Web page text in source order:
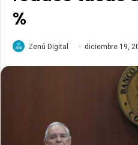
%
Zenú Digital diciembre 19,